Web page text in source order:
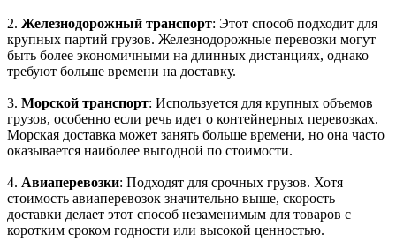
2. Железнодорожный транспорт: Этот способ подходит для
крупных партий грузов. Железнодорожные перевозки могут
быть более экономичными на длинных дистанциях, однако
требуют больше времени на доставку.
3. Морской транспорт: Используется для крупных объемов
грузов, особенно если речь идет о контейнерных перевозках.
Морская доставка может занять больше времени, но она часто
оказывается наиболее выгодной по стоимости.
4. Авиаперевозки: Подходят для срочных грузов. Хотя
стоимость авиаперевозок значительно выше, скорость
доставки делает этот способ незаменимым для товаров с
коротким сроком годности или высокой ценностью.